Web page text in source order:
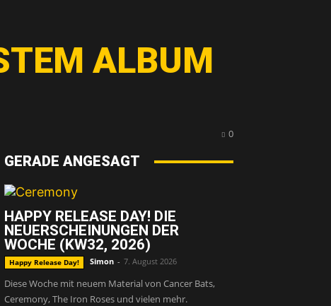
ALBUM
0
GERADE ANGESAGT
HAPPY RELEASE DAY! DIE
NEUERSCHEINUNGEN DER
WOCHE (KW32, 2026)
Happy Release Day! Simon - 7. August 2026
Diese Woche mit neuem Material von Cancer Bats,
Ceremony, The Iron Roses und vielen mehr.